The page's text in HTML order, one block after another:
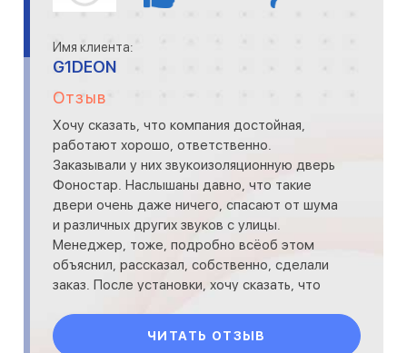
Имя клиента:
G1DEON
Отзыв
Хочу сказать, что компания достойная,
работают хорошо, ответственно.
Заказывали у них звукоизоляционную дверь
Фоностар. Наслышаны давно, что такие
двери очень даже ничего, спасают от шума
и различных других звуков с улицы.
Менеджер, тоже, подробно всёоб этом
объяснил, рассказал, собственно, сделали
заказ. После установки, хочу сказать, что
ЧИТАТЬ ОТЗЫВ